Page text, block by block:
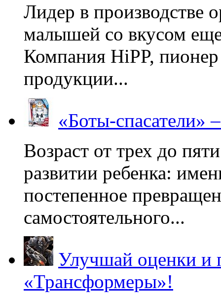
Лидер в производстве
малышей со вкусом
Компания HiPP, пионер
продукции...
«Боты-спасатели»
Возраст от трех до
развитии ребенка:
постепенное
самостоятельного...
Улучшай оценки и
«Трансформеры»!